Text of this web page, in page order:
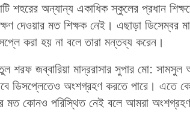
শহরের অন্যান্য একাধিক স্কুলের প্রধান
দেওয়ার মত শিক্ষক নেই। এছাড়া ডিসেম্বর
করা হয় না বলে তারা মন্তব্য করেন।
শরফ জব্বারিয়া মাদ্ররাসার সুপার মো:
ডিসপ্লেতেও অংশগ্রহণ করতে পারে। এতে
মত কোনও পরিস্থিত নেই বলে আমরা অংশগ্রহণ